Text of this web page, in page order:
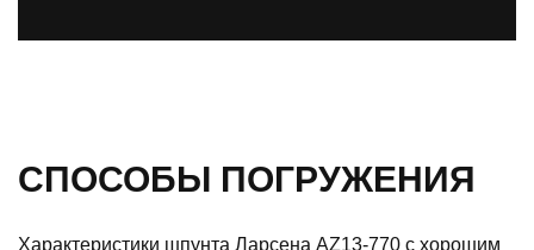
СПОСОБЫ ПОГРУЖЕНИЯ
Характеристики шпунта Ларсена AZ13-770 с хорошим